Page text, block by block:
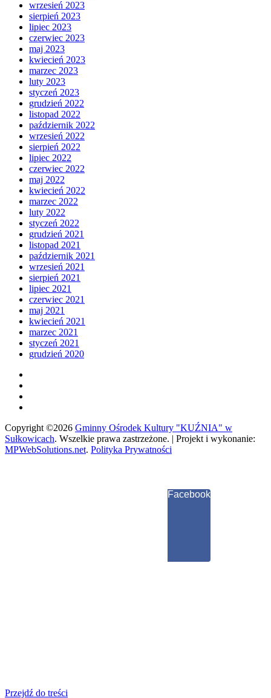
wrzesień 2023
sierpień 2023
lipiec 2023
czerwiec 2023
maj 2023
kwiecień 2023
marzec 2023
luty 2023
styczeń 2023
grudzień 2022
listopad 2022
październik 2022
wrzesień 2022
sierpień 2022
lipiec 2022
czerwiec 2022
maj 2022
kwiecień 2022
marzec 2022
luty 2022
styczeń 2022
grudzień 2021
listopad 2021
październik 2021
wrzesień 2021
sierpień 2021
lipiec 2021
czerwiec 2021
maj 2021
kwiecień 2021
marzec 2021
styczeń 2021
grudzień 2020
Copyright ©2026 Gminny Ośrodek Kultury "KUŹNIA" w
Sułkowicach. Wszelkie prawa zastrzeżone. | Projekt i wykonanie:
MPWebSolutions.net. Polityka Prywatności
Facebook
Przejdź do treści